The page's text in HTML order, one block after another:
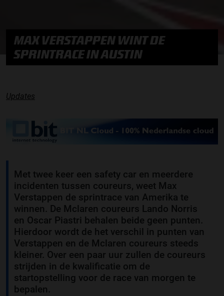
MAX VERSTAPPEN WINT DE
SPRINTRACE IN AUSTIN
Updates
Met twee keer een safety car en meerdere
incidenten tussen coureurs, weet Max
Verstappen de sprintrace van Amerika te
winnen. De Mclaren coureurs Lando Norris
en Oscar Piastri behalen beide geen punten.
Hierdoor wordt de het verschil in punten van
Verstappen en de Mclaren coureurs steeds
kleiner. Over een paar uur zullen de coureurs
strijden in de kwalificatie om de
startopstelling voor de race van morgen te
bepalen.